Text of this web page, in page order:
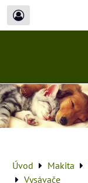
Úvod Makita
Vysávače